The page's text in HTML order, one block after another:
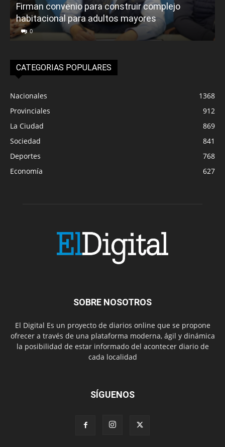
Firman convenio para construir complejo
habitacional para adultos mayores
0
CATEGORIAS POPULARES
Nacionales
1368
Provinciales
912
La Ciudad
869
Sociedad
841
Deportes
768
Economía
627
SOBRE NOSOTROS
El Digital Es un proyecto de diarios online que se propone
ofrecer a través de una plataforma moderna, ágil y dinámica
la posibilidad de estar informado del acontecer diario de
cada localidad
SÍGUENOS